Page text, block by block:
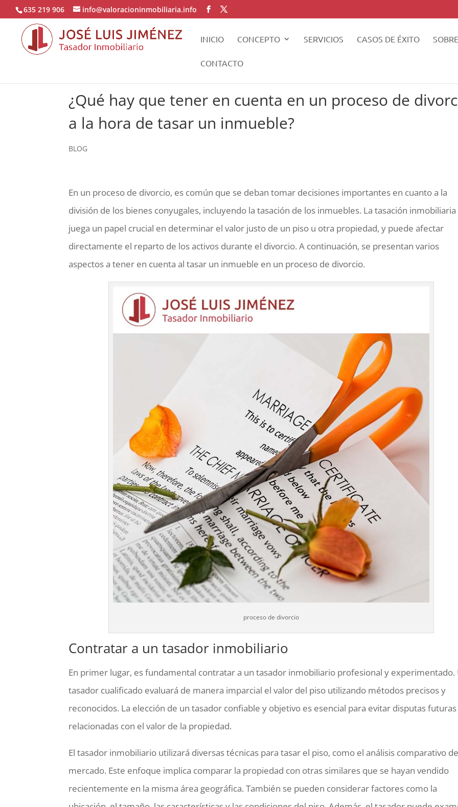
635 219 906 info@valoracioninmobiliaria.info
INICIO CONCEPTO SERVICIOS CASOS DE ÉXITO
CONTACTO
¿Qué hay que tener en cuenta en un proceso de
a la hora de tasar un inmueble?
BLOG
En un proceso de divorcio, es común que se deban tomar decisiones importantes en cuanto a la
división de los bienes conyugales, incluyendo la tasación de los inmuebles. La tasación inmobiliaria
juega un papel crucial en determinar el valor justo de un piso u otra propiedad, y puede afectar
directamente el reparto de los activos durante el divorcio. A continuación, se presentan varios
aspectos a tener en cuenta al tasar un inmueble en un proceso de divorcio.
proceso de divorcio
Contratar a un tasador inmobiliario
En primer lugar, es fundamental contratar a un tasador inmobiliario profesional y experimentado.
tasador cualificado evaluará de manera imparcial el valor del piso utilizando métodos precisos y
reconocidos. La elección de un tasador confiable y objetivo es esencial para evitar disputas futuras
relacionadas con el valor de la propiedad.
El tasador inmobiliario utilizará diversas técnicas para tasar el piso, como el análisis comparativo
mercado. Este enfoque implica comparar la propiedad con otras similares que se hayan vendido
recientemente en la misma área geográfica. También se pueden considerar factores como la